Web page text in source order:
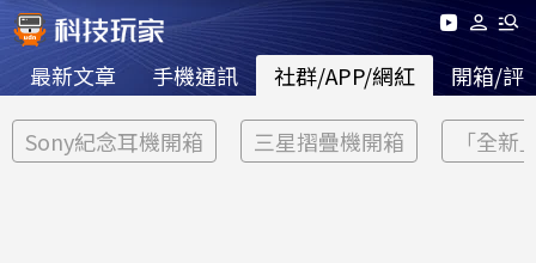
最新文章 手機通訊 社群/APP/網紅 開箱/評
Sony紀念耳機開箱 三星摺疊機開箱 「全新